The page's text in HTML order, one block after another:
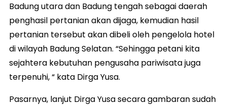
Badung utara dan Badung tengah sebagai daerah
penghasil pertanian akan dijaga, kemudian hasil
pertanian tersebut akan dibeli oleh pengelola hotel
di wilayah Badung Selatan. “Sehingga petani kita
sejahtera kebutuhan pengusaha pariwisata juga
terpenuhi, “ kata Dirga Yusa.
Pasarnya, lanjut Dirga Yusa secara gambaran sudah